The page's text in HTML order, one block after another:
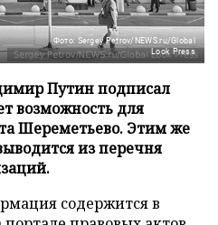
Фото: Sergey Petrov/NEWS.ru/Global
Look Press
Путин подписал
возможность для
Шереметьево. Этим же
из перечня
содержится в